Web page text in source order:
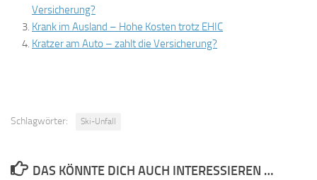
Versicherung?
Krank im Ausland – Hohe Kosten trotz EHIC
Kratzer am Auto – zahlt die Versicherung?
Schlagwörter: Ski-Unfall
DAS KÖNNTE DICH AUCH INTERESSIEREN …